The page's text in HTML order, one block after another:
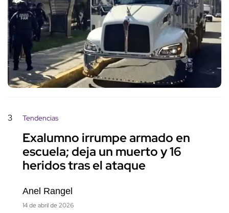
3 Tendencias
Exalumno irrumpe armado en
escuela; deja un muerto y 16
heridos tras el ataque
Anel Rangel
14 de abril de 2026